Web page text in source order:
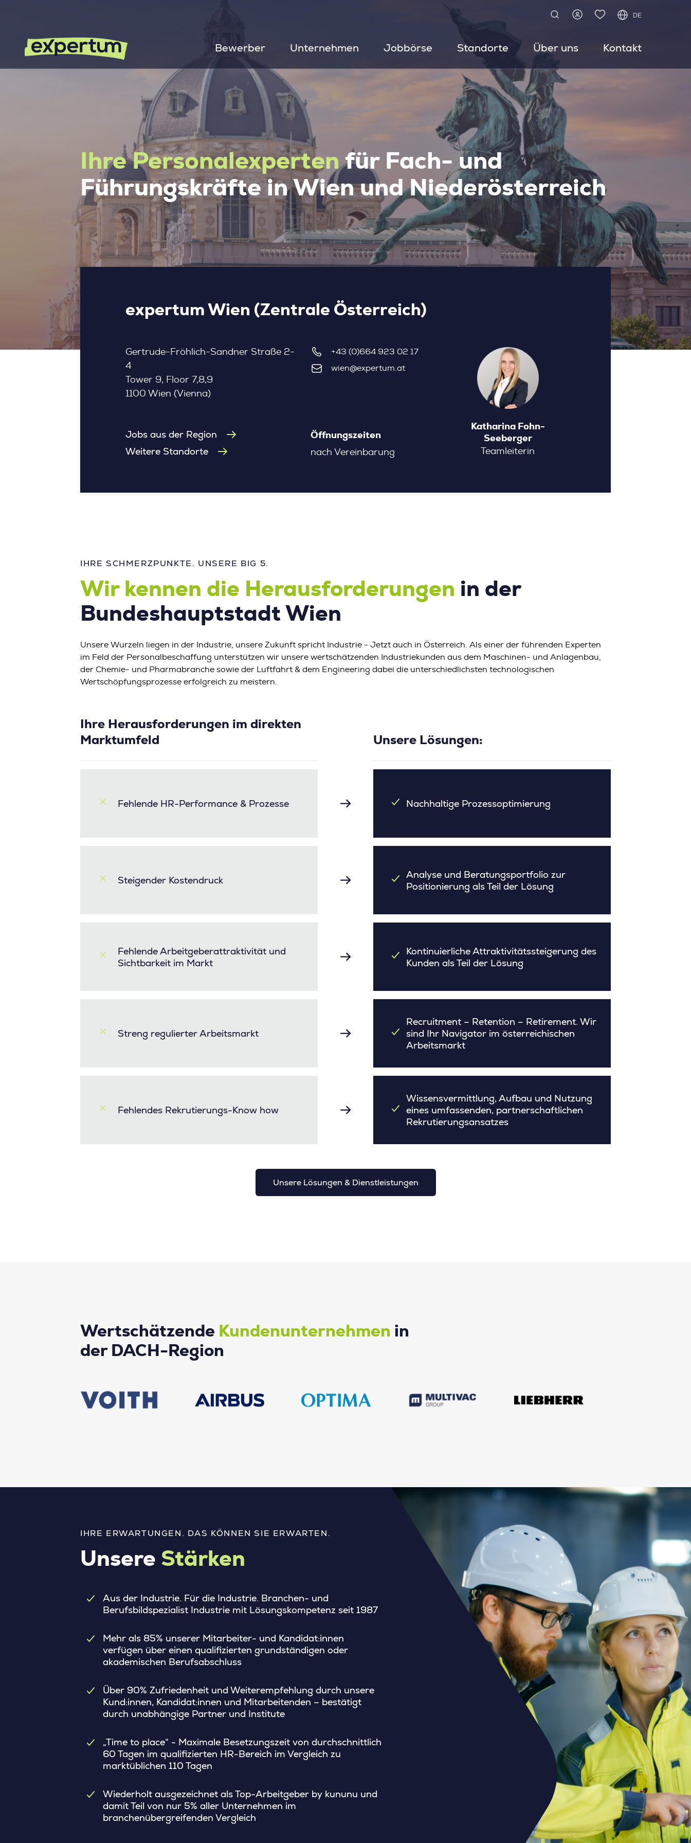
DE
Bewerber Unternehmen Jobbörse Standorte Über uns Kontakt
Ihre Personalexpertenfür Fach- und
Führungskräfte in Wien und Niederösterreich
expertum Wien (Zentrale Österreich)
Gertrude-Fröhlich-Sandner Straße 2-
4
Tower 9, Floor 7,8,9
1100 Wien (Vienna)
Jobs aus der Region
Weitere Standorte
+43 (0)664 923 02 17
wien@expertum.at
Öffnungszeiten
nach Vereinbarung
Katharina Fohn-
Seeberger
Teamleiterin
IHRE SCHMERZPUNKTE. UNSERE BIG 5.
Wir kennen die Herausforderungen in der
Bundeshauptstadt Wien
Unsere Wurzeln liegen in der Industrie, unsere Zukunft spricht Industrie - Jetzt auch in Österreich. Als einer der führenden Experten
im Feld der Personalbeschaffung unterstützen wir unsere wertschätzenden Industriekunden aus dem Maschinen- und Anlagenbau,
der Chemie- und Pharmabranche sowie der Luftfahrt & dem Engineering dabei die unterschiedlichsten technologischen
Wertschöpfungsprozesse erfolgreich zu meistern.
Ihre Herausforderungen im direkten
Marktumfeld
Unsere Lösungen:
Fehlende HR-Performance & Prozesse Nachhaltige Prozessoptimierung
Steigender Kostendruck
Analyse und Beratungsportfolio zur
Positionierung als Teil der Lösung
Fehlende Arbeitgeberattraktivität und
Sichtbarkeit im Markt
Kontinuierliche Attraktivitätssteigerung des
Kunden als Teil der Lösung
Streng regulierter Arbeitsmarkt
Recruitment – Retention – Retirement. Wir
sind Ihr Navigator im österreichischen
Arbeitsmarkt
Fehlendes Rekrutierungs-Know how
Wissensvermittlung, Aufbau und Nutzung
eines umfassenden, partnerschaftlichen
Rekrutierungsansatzes
Unsere Lösungen & Dienstleistungen
Wertschätzende Kundenunternehmen in
der DACH-Region
IHRE ERWARTUNGEN. DAS KÖNNEN SIE ERWARTEN.
Unsere Stärken
Aus der Industrie. Für die Industrie. Branchen- und
Berufsbildspezialist Industrie mit Lösungskompetenz seit 1987
Mehr als 85% unserer Mitarbeiter- und Kandidat:innen
verfügen über einen qualifizierten grundständigen oder
akademischen Berufsabschluss
Über 90% Zufriedenheit und Weiterempfehlung durch unsere
Kund:innen, Kandidat:innen und Mitarbeitenden – bestätigt
durch unabhängige Partner und Institute
„Time to place“ - Maximale Besetzungszeit von durchschnittlich
60 Tagen im qualifizierten HR-Bereich im Vergleich zu
marktüblichen 110 Tagen
Wiederholt ausgezeichnet als Top-Arbeitgeber by kununu und
damit Teil von nur 5% aller Unternehmen im
branchenübergreifenden Vergleich